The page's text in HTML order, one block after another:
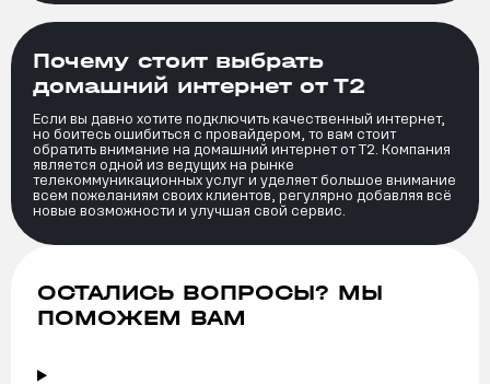
Почему стоит выбрать
домашний интернет от Т2
Если вы давно хотите подключить качественный интернет,
но боитесь ошибиться с провайдером, то вам стоит
обратить внимание на домашний интернет от Т2. Компания
является одной из ведущих на рынке
телекоммуникационных услуг и уделяет большое внимание
всем пожеланиям своих клиентов, регулярно добавляя всё
новые возможности и улучшая свой сервис.
ОСТАЛИСЬ ВОПРОСЫ? МЫ
ПОМОЖЕМ ВАМ